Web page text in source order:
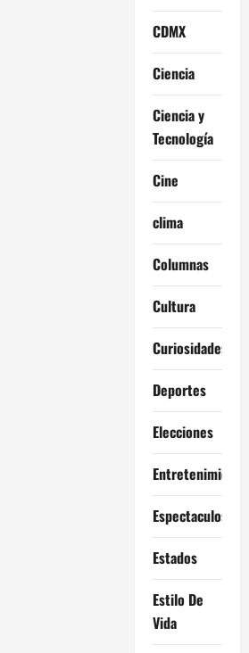
CDMX
Ciencia
Ciencia y
Tecnología
Cine
clima
Columnas
Cultura
Curiosidades
Deportes
Elecciones
Entretenimiento
Espectaculos
Estados
Estilo De
Vida